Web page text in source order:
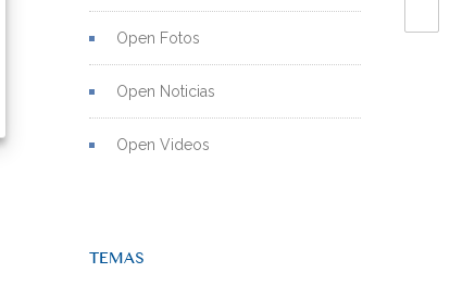
Open Fotos
Open Noticias
Open Videos
TEMAS